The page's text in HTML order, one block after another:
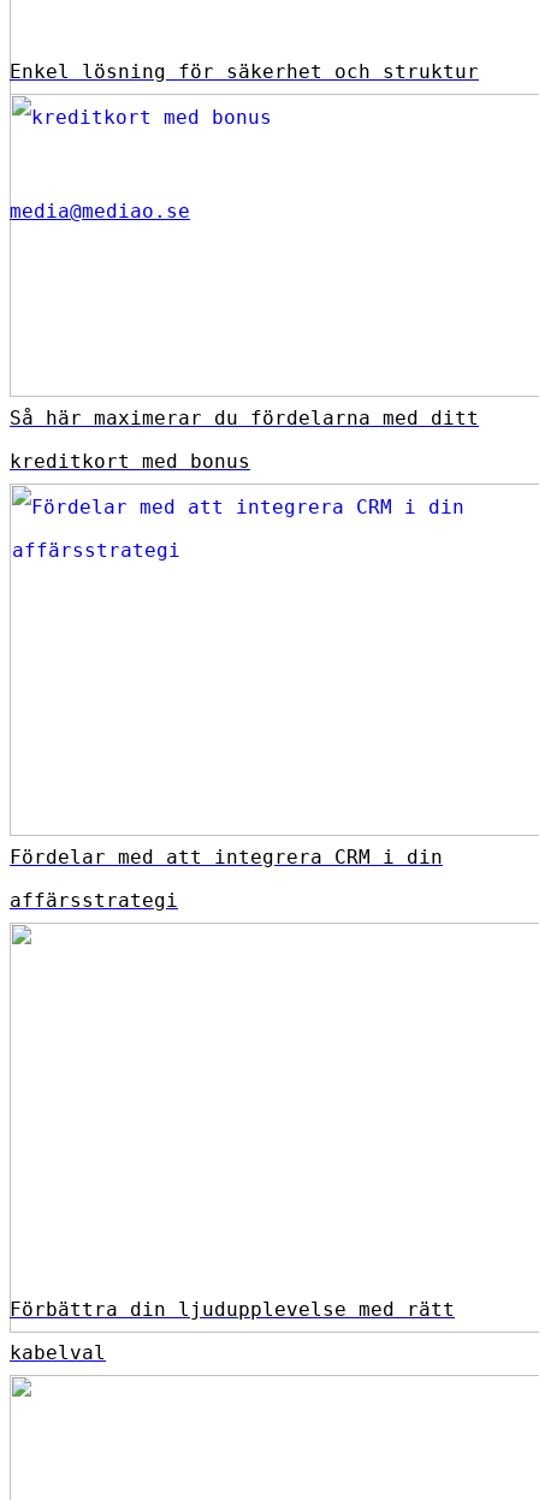
Enkel lösning för säkerhet och struktur
Så här maximerar du fördelarna med ditt
kreditkort med bonus
Fördelar med att integrera CRM i din
affärsstrategi
Förbättra din ljudupplevelse med rätt
kabelval
media@mediao.se